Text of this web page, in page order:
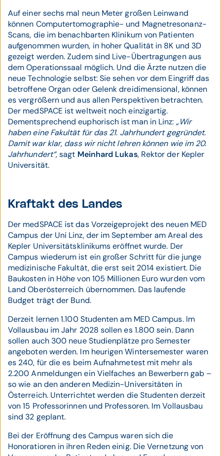
Auf einer sechs mal neun Meter großen Leinwand
können Computertomographie- und Magnetresonanz-
Scans, die im benachbarten Klinikum von Patienten
aufgenommen wurden, in hoher Qualität in 8K und 3D
gezeigt werden. Zudem sind Live-Übertragungen aus
dem Operationssaal möglich. Und die Ärzte nutzen die
neue Technologie selbst: Sie sehen vor dem Eingriff das
betroffene Organ oder Gelenk dreidimensional, können
es vergrößern und aus allen Perspektiven betrachten.
Der medSPACE ist weltweit noch einzigartig.
Dementsprechend euphorisch ist man in Linz: „Wir
haben eine Fakultät für das 21. Jahrhundert gegründet.
Damit war klar, dass wir nicht lehren können wie im 20.
Jahrhundert“,sagt Meinhard Lukas, Rektor der Kepler
Universität.
Kraftakt des Landes
Der medSPACE ist das Vorzeigeprojekt des neuen MED
Campus der Uni Linz, der im September am Areal des
Kepler Universitätsklinikums eröffnet wurde. Der
Campus wiederum ist ein großer Schritt für die junge
medizinische Fakultät, die erst seit 2014 existiert. Die
Baukosten in Höhe von 105 Millionen Euro wurden vom
Land Oberösterreich übernommen. Das laufende
Budget trägt der Bund.
Derzeit lernen 1.100 Studenten am MED Campus. Im
Vollausbau im Jahr 2028 sollen es 1.800 sein. Dann
sollen auch 300 neue Studienplätze pro Semester
angeboten werden. Im heurigen Wintersemester waren
es 240, für die es beim Aufnahmetest mit mehr als
2.200 Anmeldungen ein Vielfaches an Bewerbern gab –
so wie an den anderen Medizin-Universitäten in
Österreich. Unterrichtet werden die Studenten derzeit
von 15 Professorinnen und Professoren. Im Vollausbau
sind 32 geplant.
Bei der Eröffnung des Campus waren sich die
Honoratioren in ihren Reden einig. Die Vernetzung von